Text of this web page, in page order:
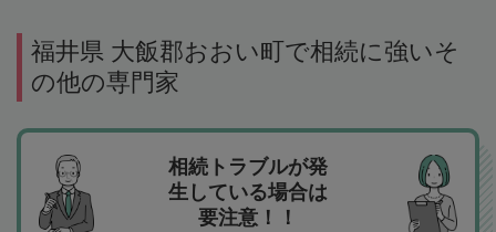
福井県 大飯郡おおい町で相続に強いそ
の他の専門家
相続トラブルが発
生している場合は
要注意！！